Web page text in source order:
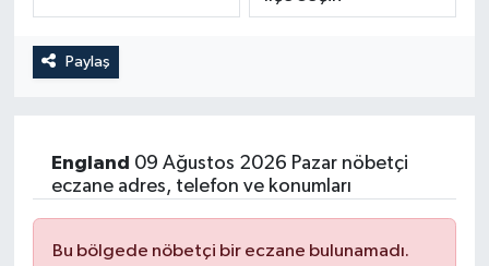
Paylaş
England 09 Ağustos 2026 Pazar nöbetçi
eczane adres, telefon ve konumları
Bu bölgede nöbetçi bir eczane bulunamadı.